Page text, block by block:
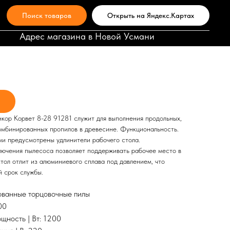
Поиск товаров Открыть на Яндекс.Картах
Адрес магазина в Новой Усмани
Энкор Корвет 8-
Корвет 8-28 91281 служит для выполнения продольных,
пропилов в древесине. Функциональность.
предусмотрены удлинители рабочего стола.
пылесоса позволяет поддерживать рабочее место в
отлит из алюминиевого сплава под давлением, что
срок службы.
торцовочные пилы
| Вт: 1200